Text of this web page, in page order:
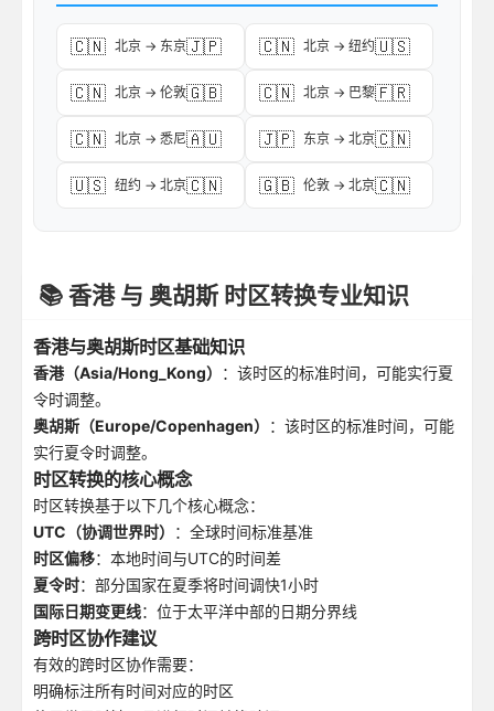
🇨🇳 北京 → 东京🇯🇵 🇨🇳 北京 → 纽约🇺🇸
🇨🇳 北京 → 伦敦🇬🇧 🇨🇳 北京 → 巴黎🇫🇷
🇨🇳 北京 → 悉尼🇦🇺 🇯🇵 东京 → 北京🇨🇳
🇺🇸 纽约 → 北京🇨🇳 🇬🇧 伦敦 → 北京🇨🇳
📚 香港 与 奥胡斯 时区转换专业知识
香港与奥胡斯时区基础知识
香港（Asia/Hong_Kong）
：该时区的标准时间，可能实行夏
令时调整。
奥胡斯（Europe/Copenhagen）
：该时区的标准时间，可能
实行夏令时调整。
时区转换的核心概念
时区转换基于以下几个核心概念：
UTC（协调世界时）
：全球时间标准基准
时区偏移：本地时间与UTC的时间差
夏令时：部分国家在夏季将时间调快1小时
国际日期变更线：位于太平洋中部的日期分界线
跨时区协作建议
有效的跨时区协作需要：
明确标注所有时间对应的时区